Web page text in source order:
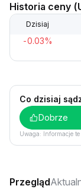
Historia ceny
Dzisiaj
-0.03%
Co dzisiaj
Dobrze
Uwaga: Informacje
Przegląd